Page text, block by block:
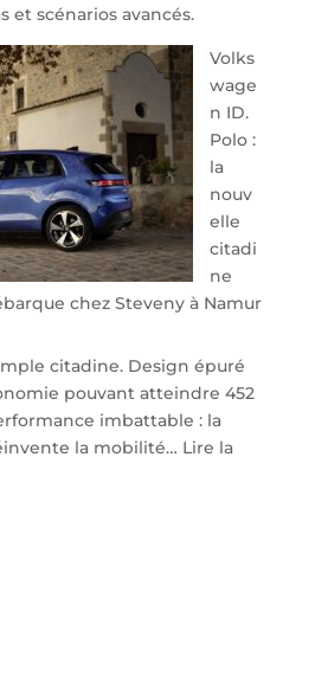
et scénarios avancés.
Volks
wage
n ID.
Polo :
la
nouv
elle
citadi
ne
chez Steveny à Namur
citadine. Design épuré
pouvant atteindre 452
imbattable : la
la mobilité… Lire la